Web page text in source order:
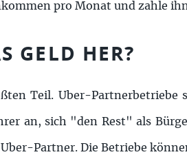
pro Monat und zahle
GELD HER?
Teil. Uber-
an, sich "den Rest" als
Partner. Die Betriebe